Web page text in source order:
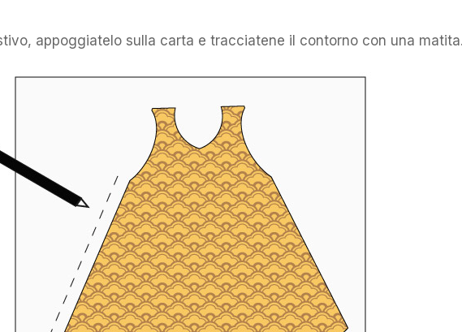
appoggiatelo sulla carta e tracciatene il contorno con una